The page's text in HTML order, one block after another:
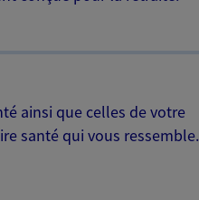
ainsi que celles de votre
santé qui vous ressemble.